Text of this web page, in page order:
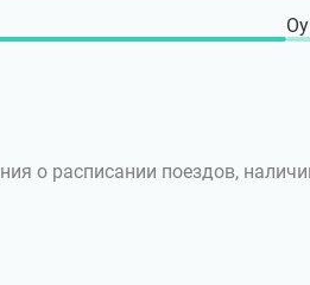
о расписании поездов,